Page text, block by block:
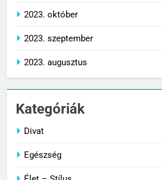
2023. október
2023. szeptember
2023. augusztus
Kategóriák
Divat
Egészség